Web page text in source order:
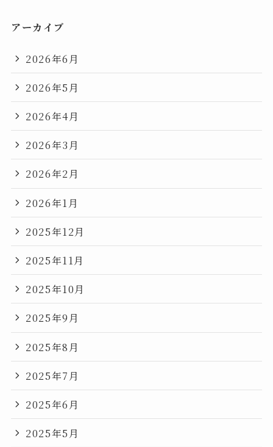
アーカイブ
2026年6月
2026年5月
2026年4月
2026年3月
2026年2月
2026年1月
2025年12月
2025年11月
2025年10月
2025年9月
2025年8月
2025年7月
2025年6月
2025年5月